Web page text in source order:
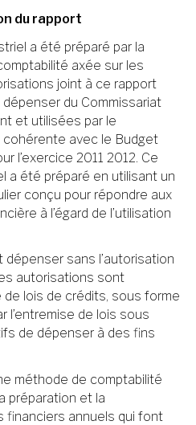
du rapport
a été préparé par la
axée sur les
joint à ce rapport
du Commissariat
et utilisées par le
cohérente avec le Budget
l’exercice 2011 2012. Ce
a été préparé en utilisant un
conçu pour répondre aux
à l’égard de l’utilisation
sans l’autorisation
autorisations sont
de lois de crédits, sous forme
l’entremise de lois sous
de dépenser à des fins
méthode de comptabilité
préparation et la
annuels qui font